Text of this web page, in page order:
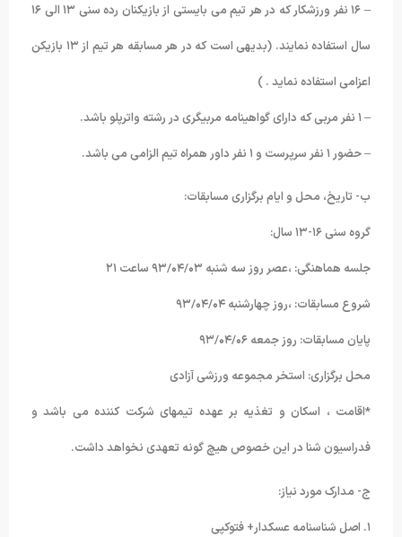
– ۱۶ نفر ورزشکار که در هر تیم می بایستی از بازیکنان رده سنی ۱۳ الی ۱۶
سال استفاده نمایند. (بدیهی است که در هر مسابقه هر تیم از ۱۳ بازیکن
اعزامی استفاده نماید . )
– ۱ نفر مربی که دارای گواهینامه مربیگری در رشته واترپلو باشد.
– حضور ۱ نفر سرپرست و ۱ نفر داور همراه تیم الزامی می باشد.
ب- تاریخ، محل و ایام برگزاری مسابقات:
گروه سنی ۱۶-۱۳ سال:
جلسه هماهنگی: ،عصر روز سه شنبه ۹۳/۰۴/۰۳ ساعت ۲۱
شروع مسابقات: ،روز چهارشنبه ۹۳/۰۴/۰۴
پایان مسابقات: روز جمعه ۹۳/۰۴/۰۶
محل برگزاری: استخر مجموعه ورزشی آزادی
*اقامت ، اسکان و تغذیه بر عهده تیمهای شرکت کننده می باشد و
فدراسیون شنا در این خصوص هیچ گونه تعهدی نخواهد داشت.
ج- مدارک مورد نیاز: